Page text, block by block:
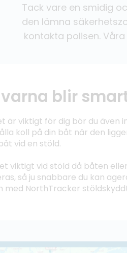
Tack vare en smidig
den lämna
kontakta polisen.
blir
är viktigt för dig bör du även
koll på din båt när den
vid en stöld.
viktigt vid stöld då båten
så ju snabbare du kan
med NorthTracker stöldskydd!